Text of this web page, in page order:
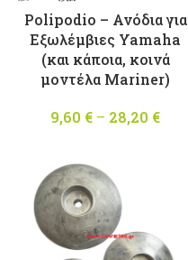
Polipodio – Ανόδια για
Εξωλέμβιες Yamaha
(και κάποια, κοινά
μοντέλα Mariner)
9,60 € – 28,20 €